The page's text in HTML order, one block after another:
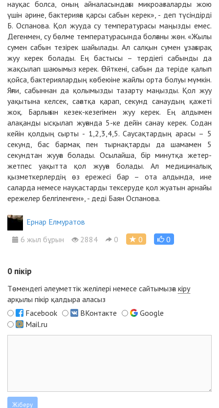
науқас болса, оның айналасындағы микроағзаларды жою
үшін әрине, бактерияға қарсы сабын керек», - деп түсіндірді
Б. Оспанова. Қол жууда су температурасы маңызды емес.
Дегенмен, су бөлме температурасында болғаны жөн. «Жылы
сумен сабын тезірек шайылады. Ал салқын сумен ұзағырақ
жуу керек болады. Ең бастысы – тердіегі сабынды да
жақсылап шаюымыз керек. Өйткені, сабын да теріде қалып
қойса, бактериялардың көбеюіне жайлы орта болуы мүмкін.
Яғни, сабыннан да қолымызды тазарту маңызды. Қол жуу
уақытына келсек, сағатқа қарап, секунд санаудың қажеті
жоқ. Барлығын кезек-кезегімен жуу керек. Ең алдымен
алақанды ысқылап жуғанда 5-ке дейін санау керек. Содан
кейін қолдың сырты - 1,2,3,4,5. Саусақтардың арасы – 5
секунд, бас бармақ пен тырнақтарды да шамамен 5
секундтан жууға болады. Осылайша, бір минутқа жетер-
жетпес уақытта қол жууға болады. Ал медициналық
қызметкерлердің өз ережесі бар – ота алдында, ине
саларда немесе науқастарды тексеруде қол жуатын арнайы
ережелер белгіленген», - деді Баян Оспанова.
Ернар Елмуратов
6 жыл бұрын
2884 0 0 0
0 пікір
Төмендегі әлеуметтік желілері немесе сайтымызға кіру
арқылы пікір қалдыра аласыз
Facebook
ВКонтакте
Google
Mail.ru